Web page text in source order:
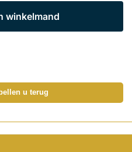
winkelmand
u terug